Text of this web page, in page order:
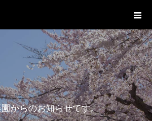
園からのお知らせです。